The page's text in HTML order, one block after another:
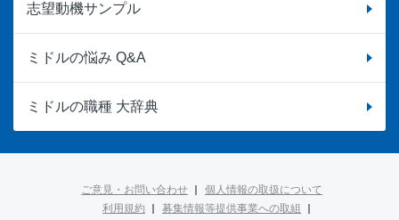
志望動機サンプル
ミドルの悩み Q&A
ミドルの職種 大辞典
ご意見・お問い合わせ
個人情報の取扱について
利用規約
募集情報等提供事業への取組